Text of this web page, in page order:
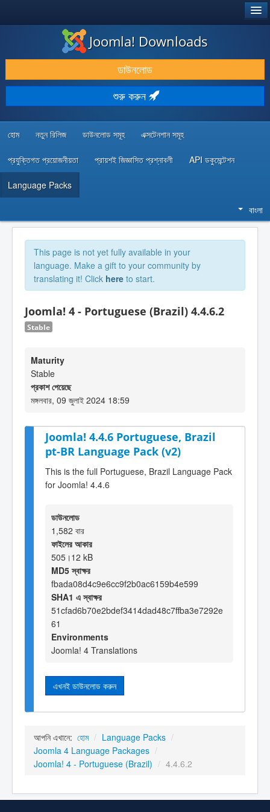
ডাউনলোড & প্রসারিত করুন
আবিষ্কার & শিখুন
কমিউনিটি & সহায়তা
Joomla! Downloads
ডাউনলোড
শুরু করুন
হোম নতুন রিলিজ ডাউনলোড সমূহ এক্সটেনশান সমূহ
প্রযুক্তিগত প্রয়োজনীয়তা প্রায়শই জিজ্ঞাসিত প্রশ্নাবলী API ডকুমেন্টেশন
Language Packs
বাংলা
This page is not yet fully available in your
language. Make a gift to your community by
translating it! Click here to start.
Joomla! 4 - Portuguese (Brazil) 4.4.6.2
Stable
Maturity
Stable
প্রকাশ পেয়েছে
মঙ্গলবার, 09 জুলাই 2024 18:59
Joomla! 4.4.6 Portuguese, Brazil
pt-BR Language Pack (v2)
This is the full Portuguese, Brazil Language Pack
for Joomla! 4.4.6
ডাউনলোড
1,582 বার
ফাইলের আকার
505।12 kB
MD5 স্বাক্ষর
fbada08d4c9e6cc9f2b0ac6159b4e599
SHA1 এ স্বাক্ষর
51cfad6b70e2bdef3414dad48c7ffba3e7292e
61
Environments
Joomla! 4 Translations
এখনই ডাউনলোড করুন
আপনি এখানে: হোম / Language Packs /
Joomla 4 Language Packages /
Joomla! 4 - Portuguese (Brazil) / 4.4.6.2